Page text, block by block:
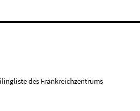
des Frankreichzentrums